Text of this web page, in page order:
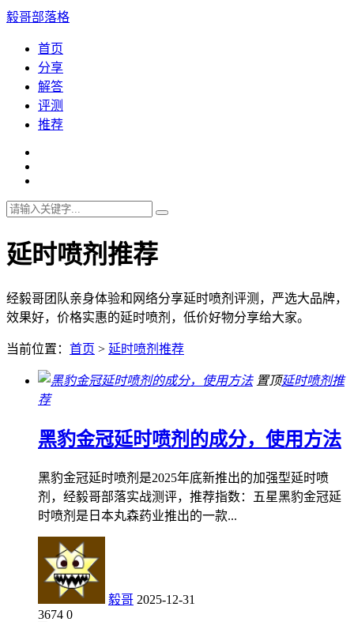
毅哥部落格
首页
分享
解答
评测
推荐
延时喷剂推荐
经毅哥团队亲身体验和网络分享延时喷剂评测，严选大品牌，
效果好，价格实惠的延时喷剂，低价好物分享给大家。
当前位置： 首页 > 延时喷剂推荐
置顶延时喷剂推
荐
黑豹金冠延时喷剂的成分，使用方法
黑豹金冠延时喷剂是2025年底新推出的加强型延时喷
剂，经毅哥部落实战测评，推荐指数：五星黑豹金冠延
时喷剂是日本丸森药业推出的一款...
毅哥 2025-12-31
3674 0